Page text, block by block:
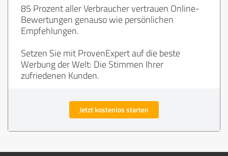
85 Prozent aller Verbraucher vertrauen Online-
Bewertungen genauso wie persönlichen
Empfehlungen.
Setzen Sie mit ProvenExpert auf die beste
Werbung der Welt: Die Stimmen Ihrer
zufriedenen Kunden.
Jetzt kostenlos starten